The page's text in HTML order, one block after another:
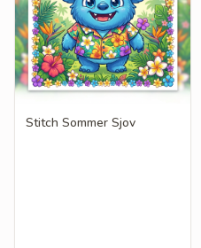
Stitch Sommer Sjov